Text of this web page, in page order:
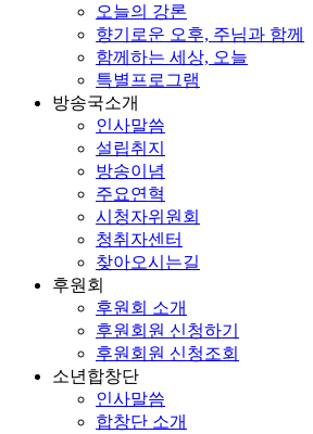
오늘의 강론
향기로운 오후, 주님과 함께
함께하는 세상, 오늘
특별프로그램
방송국소개
인사말씀
설립취지
방송이념
주요연혁
시청자위원회
청취자센터
찾아오시는길
후원회
후원회 소개
후원회원 신청하기
후원회원 신청조회
소년합창단
인사말씀
합창단 소개